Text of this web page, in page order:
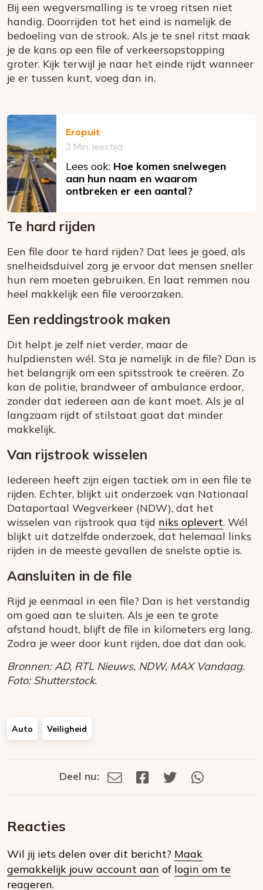
Bij een wegversmalling is te vroeg ritsen niet
handig. Doorrijden tot het eind is namelijk de
bedoeling van de strook. Als je te snel ritst maak
je de kans op een file of verkeersopstopping
groter. Kijk terwijl je naar het einde rijdt wanneer
je er tussen kunt, voeg dan in.
Eropuit
3 Min. leestijd
Lees ook: Hoe komen snelwegen
aan hun naam en waarom
ontbreken er een aantal?
Te hard rijden
Een file door te hard rijden? Dat lees je goed, als
snelheidsduivel zorg je ervoor dat mensen sneller
hun rem moeten gebruiken. En laat remmen nou
heel makkelijk een file veroorzaken.
Een reddingstrook maken
Dit helpt je zelf niet verder, maar de
hulpdiensten wél. Sta je namelijk in de file? Dan is
het belangrijk om een spitsstrook te creëren. Zo
kan de politie, brandweer of ambulance erdoor,
zonder dat iedereen aan de kant moet. Als je al
langzaam rijdt of stilstaat gaat dat minder
makkelijk.
Van rijstrook wisselen
Iedereen heeft zijn eigen tactiek om in een file te
rijden. Echter, blijkt uit onderzoek van Nationaal
Dataportaal Wegverkeer (NDW), dat het
wisselen van rijstrook qua tijd niks oplevert. Wél
blijkt uit datzelfde onderzoek, dat helemaal links
rijden in de meeste gevallen de snelste optie is.
Aansluiten in de file
Rijd je eenmaal in een file? Dan is het verstandig
om goed aan te sluiten. Als je een te grote
afstand houdt, blijft de file in kilometers erg lang.
Zodra je weer door kunt rijden, doe dat dan ook.
Bronnen: AD, RTL Nieuws, NDW, MAX Vandaag.
Foto: Shutterstock.
Auto Veiligheid
Deel
social
Deel nu:
Deel
Deel
Deel
Reacties
Wil jij iets delen over dit bericht? Maak
gemakkelijk jouw account aan of login om te
reageren.